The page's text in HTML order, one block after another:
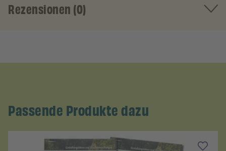
Rezensionen (0)
Passende Produkte dazu